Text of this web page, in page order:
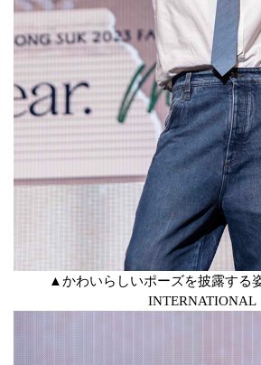
▲かわいらしいポーズを披露す
INTERNATIONAL